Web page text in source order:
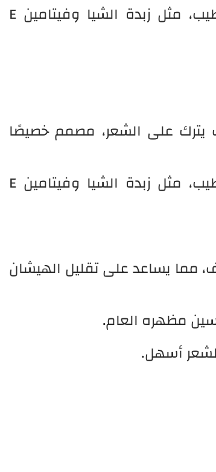
يحتوي على مكونات طبيعية غنية بالترطيب، مثل زبدة الشيا وفيتامين E
يترك على الشعر، مصمم خصيصًا
يحتوي على مكونات طبيعية غنية بالترطيب، مثل زبدة الشيا وفيتامين E
مما يساعد على تقليل الهيشان
مظهره العام.
أسهل.